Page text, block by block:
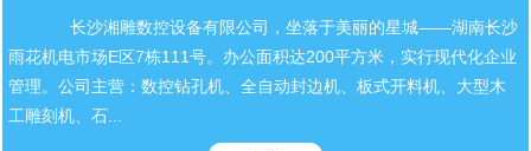
长沙湘雕数控设备有限公司，坐落于美丽的星城——湖南长沙
雨花机电市场E区7栋111号。办公面积达200平方米，实行现代化企业
管理。公司主营：数控钻孔机、全自动封边机、板式开料机、大型木
工雕刻机、石...